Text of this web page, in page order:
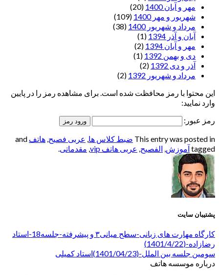
مهر و آبان 1400
(20)
شهریور و مهر 1400
(109)
مرداد و شهریور 1400
(38)
آبان و آذر 1394
(1)
مهر و آبان 1394
(2)
دی و بهمن 1392
(1)
آذر و دی 1392
(2)
مرداد و شهریور 1392
(2)
این محتوا با رمز محافظت شده است. برای مشاهده رمز را در پایین
وارد نمایید:
رمز عبور:
This entry was posted in ضبط کلاس ها, عربی فصیح, هاتف and
tagged آموزش, الفصيح, عربی هاتف vip , مقدماتی.
پشتیبان سایت
کارگاه مهارت های زبانی-سطح میانی۳ و پیشرفته-جلسه18-استاد
رضازاده-(1401/4/22)
سومین جلسه بین الملل-(1401/04/23)استاد کمیلی
درباره موسسه هاتف